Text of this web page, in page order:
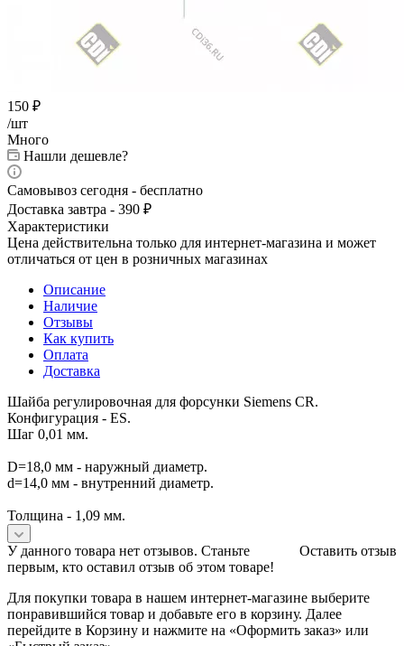
150 ₽
/шт
Много
Нашли дешевле?
Самовывоз сегодня - бесплатно
Доставка завтра - 390 ₽
Характеристики
Цена действительна только для интернет-магазина и может
отличаться от цен в розничных магазинах
Описание
Наличие
Отзывы
Как купить
Оплата
Доставка
Шайба регулировочная для форсунки Siemens CR.
Конфигурация - ES.
Шаг 0,01 мм.
D=18,0 мм - наружный диаметр.
d=14,0 мм - внутренний диаметр.
Толщина - 1,09 мм.
Оставить отзыв
У данного товара нет отзывов. Станьте
первым, кто оставил отзыв об этом товаре!
Для покупки товара в нашем интернет-магазине выберите
понравившийся товар и добавьте его в корзину. Далее
перейдите в Корзину и нажмите на «Оформить заказ» или